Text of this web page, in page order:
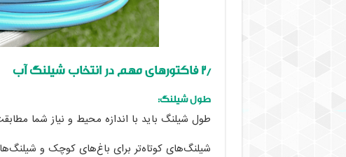
۲٫ فاکتورهای مهم در انتخاب شیلنگ آب
طول شیلنگ:
طول شیلنگ باید با اندازه محیط و نیاز شما
شیلنگ‌های کوتاه‌تر برای باغ‌های کوچک و